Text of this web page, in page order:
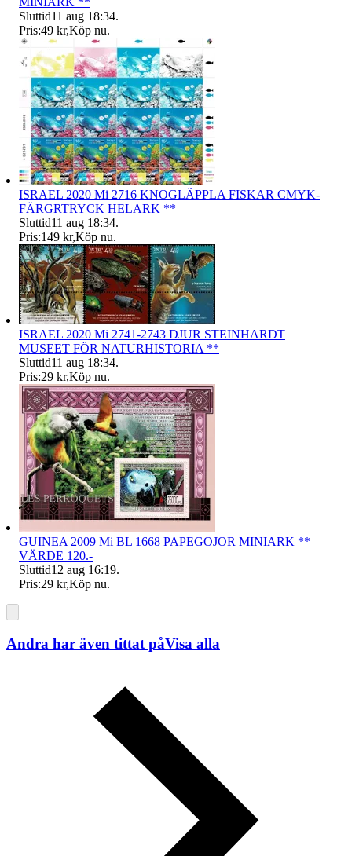
Sluttid11 aug 18:34.
Pris:49 kr,Köp nu.
ISRAEL 2020 Mi 2716 KNOGLÄPPLA FISKAR CMYK-
FÄRGRTRYCK HELARK **
Sluttid11 aug 18:34.
Pris:149 kr,Köp nu.
ISRAEL 2020 Mi 2741-2743 DJUR STEINHARDT
MUSEET FÖR NATURHISTORIA **
Sluttid11 aug 18:34.
Pris:29 kr,Köp nu.
GUINEA 2009 Mi BL 1668 PAPEGOJOR MINIARK **
VÄRDE 120.-
Sluttid12 aug 16:19.
Pris:29 kr,Köp nu.
Andra har även tittat påVisa alla